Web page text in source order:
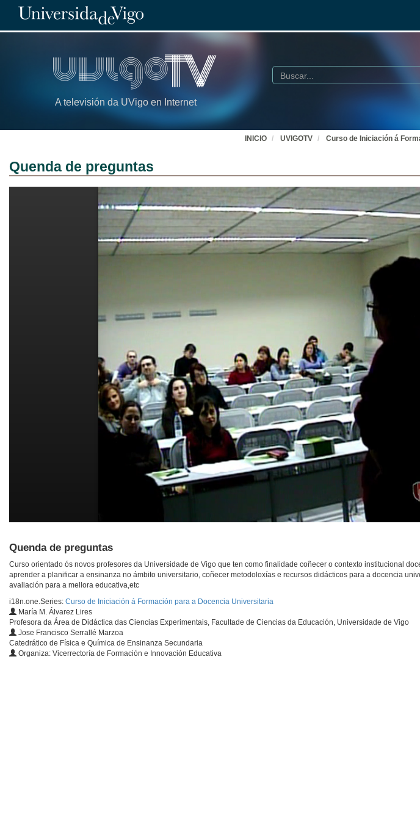
A televisión da UVigo en Internet
Buscar
INICIO UVIGOTV Curso de Iniciación á
Quenda de preguntas
Quenda de preguntas
Curso orientado ós novos profesores da Universidade de Vigo que ten como finalidade coñecer o contexto institucional
aprender a planificar a ensinanza no ámbito universitario, coñecer metodoloxías e recursos didácticos para a docencia
avaliación para a mellora educativa,etc
i18n.one.Series: Curso de Iniciación á Formación para a Docencia Universitaria
María M. Álvarez Lires
Profesora da Área de Didáctica das Ciencias Experimentais, Facultade de Ciencias da Educación, Universidade de Vigo
Jose Francisco Serrallé Marzoa
Catedrático de Física e Química de Ensinanza Secundaria
Organiza: Vicerrectoría de Formación e Innovación Educativa